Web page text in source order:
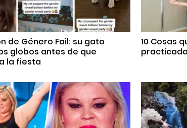
de Género Fail: su gato
globos antes de que
la fiesta
10 Cosas
practicado